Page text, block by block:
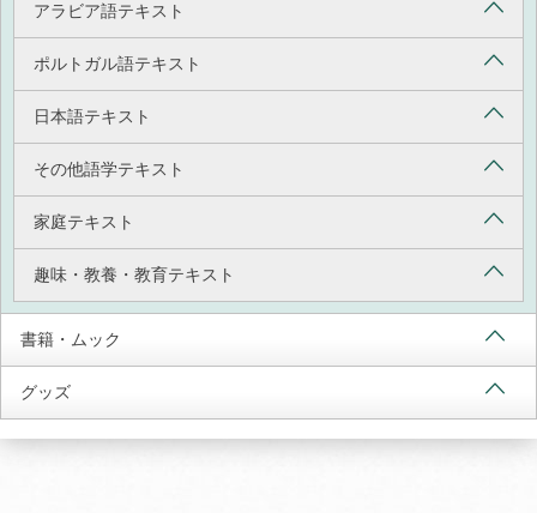
アラビア語テキスト
ポルトガル語テキスト
日本語テキスト
その他語学テキスト
家庭テキスト
趣味・教養・教育テキスト
書籍・ムック
グッズ